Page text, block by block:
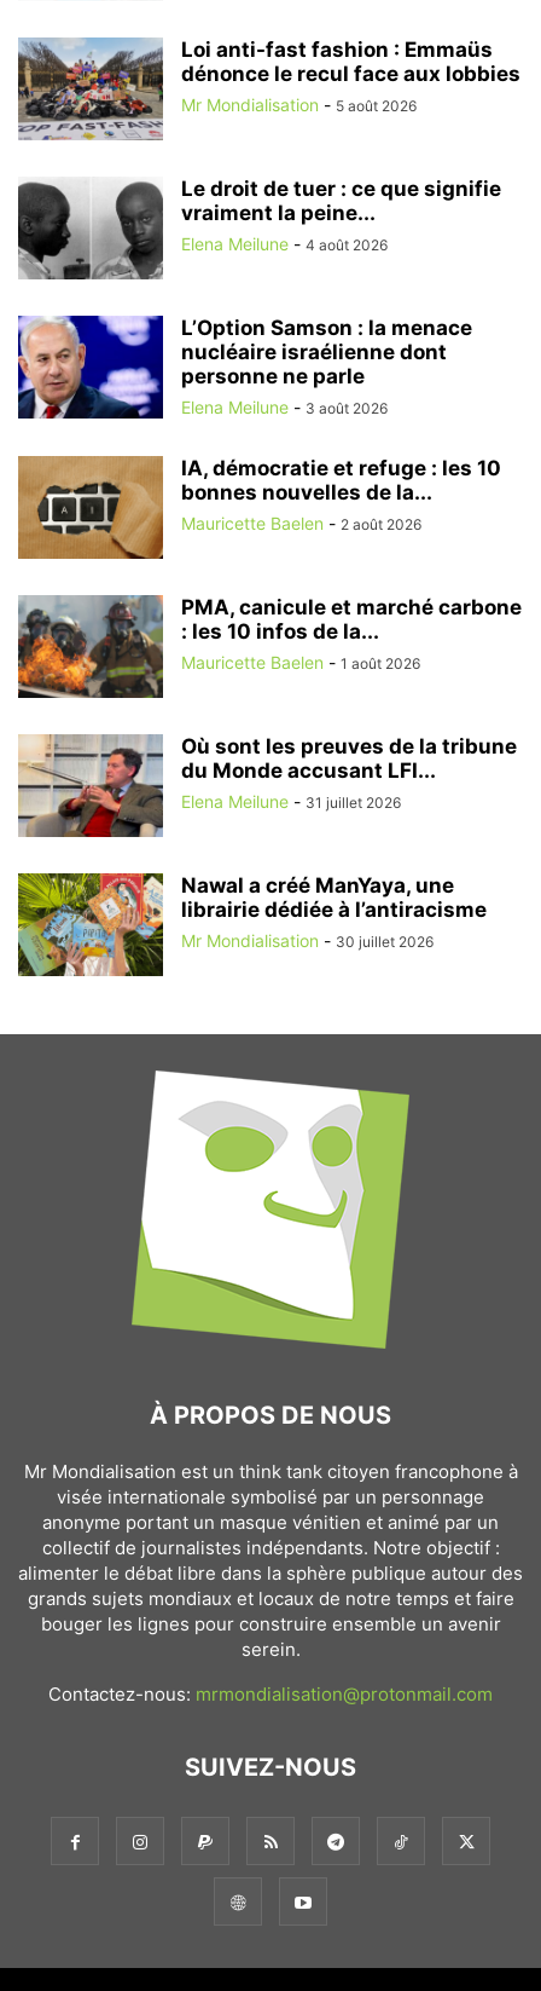
Loi anti-fast fashion : Emmaüs
dénonce le recul face aux lobbies
Mr Mondialisation - 5 août 2026
Le droit de tuer : ce que signifie
vraiment la peine...
Elena Meilune - 4 août 2026
L’Option Samson : la menace
nucléaire israélienne dont
personne ne parle
Elena Meilune - 3 août 2026
IA, démocratie et refuge : les 10
bonnes nouvelles de la...
Mauricette Baelen - 2 août 2026
PMA, canicule et marché carbone
: les 10 infos de la...
Mauricette Baelen - 1 août 2026
Où sont les preuves de la tribune
du Monde accusant LFI...
Elena Meilune - 31 juillet 2026
Nawal a créé ManYaya, une
librairie dédiée à l’antiracisme
Mr Mondialisation - 30 juillet 2026
À PROPOS DE NOUS
Mr Mondialisation est un think tank citoyen francophone à
visée internationale symbolisé par un personnage
anonyme portant un masque vénitien et animé par un
collectif de journalistes indépendants. Notre objectif :
alimenter le débat libre dans la sphère publique autour des
grands sujets mondiaux et locaux de notre temps et faire
bouger les lignes pour construire ensemble un avenir
serein.
Contactez-nous: mrmondialisation@protonmail.com
SUIVEZ-NOUS